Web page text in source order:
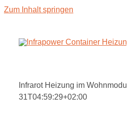
Zum Inhalt springen
Infrarot Heizung im Wohnmodul
31T04:59:29+02:00